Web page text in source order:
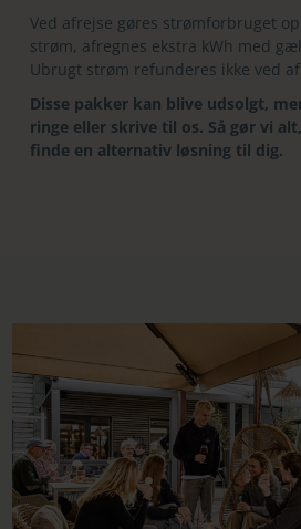
Ved afrejse gøres strømforbruget
strøm, afregnes ekstra kWh med
Ubrugt strøm refunderes ikke ved
Disse pakker kan blive udsolgt,
ringe eller skrive til os. Så gør vi
finde en alternativ løsning til dig.